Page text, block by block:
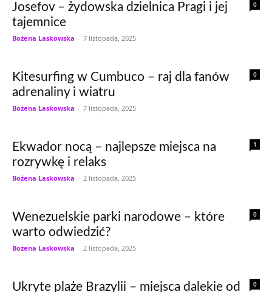
0
Josefov – żydowska dzielnica Pragi i jej
tajemnice
Bożena Laskowska - 7 listopada, 2025
0
Kitesurfing w Cumbuco – raj dla fanów
adrenaliny i wiatru
Bożena Laskowska - 7 listopada, 2025
1
Ekwador nocą – najlepsze miejsca na
rozrywkę i relaks
Bożena Laskowska - 2 listopada, 2025
0
Wenezuelskie parki narodowe – które
warto odwiedzić?
Bożena Laskowska - 2 listopada, 2025
0
Ukryte plaże Brazylii – miejsca dalekie od